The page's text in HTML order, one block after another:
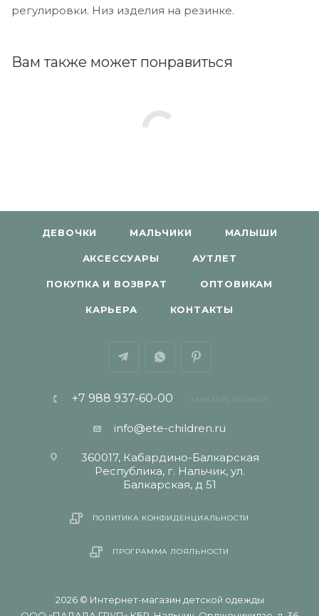
регулировки. Низ изделия на резинке.
Вам также может понравиться
ДЕВОЧКИ МАЛЬЧИКИ МАЛЫШИ
АКСЕССУАРЫ АУТЛЕТ
ПОКУПКА И ВОЗВРАТ ОПТОВИКАМ
КАРЬЕРА КОНТАКТЫ
+7 988 937-60-00 ЗАКАЗАТЬ ЗВОНОК
info@ete-children.ru
360017, Кабардино-Балкарская
Республика, г. Нальчик, ул.
Балкарская, д 51
ПОЛИТИКА КОНФИДЕНЦИАЛЬНОСТИ
ПРОГРАММА ЛОЯЛЬНОСТИ
2026 © Интернет-магазин детской одежды